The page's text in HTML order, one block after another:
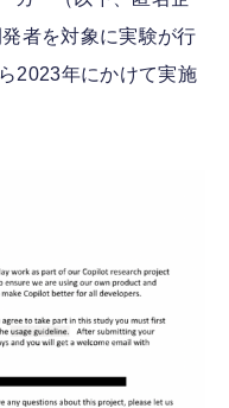
者を対象に実験が行
2023年にかけて実施